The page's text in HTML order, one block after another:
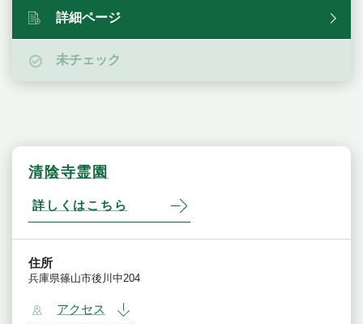
詳細ページ
未チェック
清陰寺霊園
詳しくはこちら
住所
兵庫県篠山市後川中204
アクセス